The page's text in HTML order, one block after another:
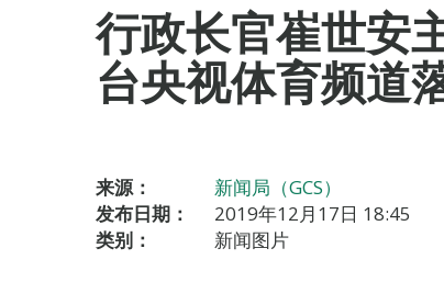
行政长官崔世安
台央视体育频道
来源：
新闻局（GCS）
发布日期：
2019年12月17日 18:45
类别：
新闻图片